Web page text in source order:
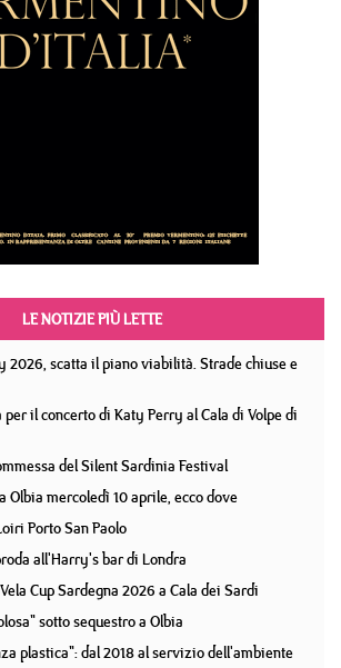
LE NOTIZIE PIÙ LETTE
2026, scatta il piano viabilità. Strade chiuse e
il concerto di Katy Perry al Cala di Volpe di
del Silent Sardinia Festival
mercoledì 10 aprile, ecco dove
Porto San Paolo
all'Harry's bar di Londra
Cup Sardegna 2026 a Cala dei Sardi
sotto sequestro a Olbia
plastica": dal 2018 al servizio dell'ambiente